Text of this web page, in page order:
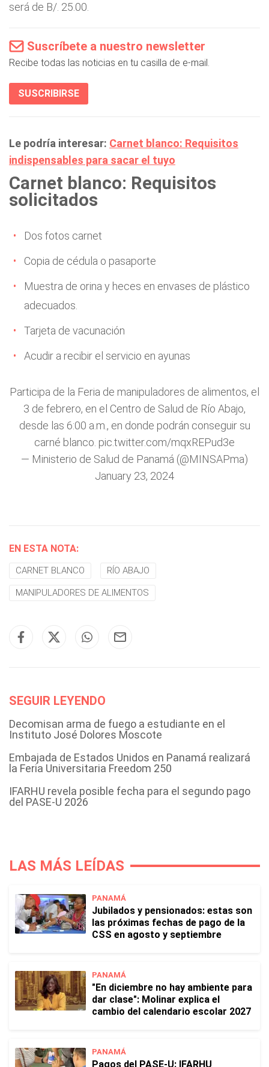
será de B/. 25.00.
Suscríbete a nuestro newsletter
Recibe todas las noticias en tu casilla de e-mail.
SUSCRIBIRSE
Le podría interesar: Carnet blanco: Requisitos
indispensables para sacar el tuyo
Carnet blanco: Requisitos
solicitados
Dos fotos carnet
Copia de cédula o pasaporte
Muestra de orina y heces en envases de plástico
adecuados.
Tarjeta de vacunación
Acudir a recibir el servicio en ayunas
Participa de la Feria de manipuladores de alimentos, el
3 de febrero, en el Centro de Salud de Río Abajo,
desde las 6:00 a.m., en donde podrán conseguir su
carné blanco. pic.twitter.com/mqxREPud3e
— Ministerio de Salud de Panamá (@MINSAPma)
January 23, 2024
EN ESTA NOTA:
CARNET BLANCO RÍO ABAJO
MANIPULADORES DE ALIMENTOS
SEGUIR LEYENDO
Decomisan arma de fuego a estudiante en el
Instituto José Dolores Moscote
Embajada de Estados Unidos en Panamá realizará
la Feria Universitaria Freedom 250
IFARHU revela posible fecha para el segundo pago
del PASE-U 2026
LAS MÁS LEÍDAS
PANAMÁ
Jubilados y pensionados: estas son
las próximas fechas de pago de la
CSS en agosto y septiembre
PANAMÁ
"En diciembre no hay ambiente para
dar clase": Molinar explica el
cambio del calendario escolar 2027
PANAMÁ
Pagos del PASE-U: IFARHU